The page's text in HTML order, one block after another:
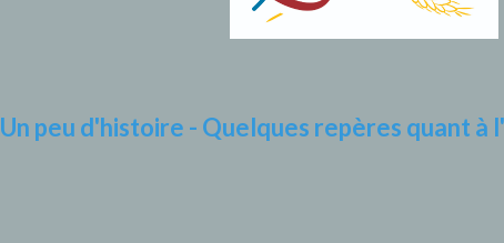
Un peu d'histoire - Quelques repères quant à